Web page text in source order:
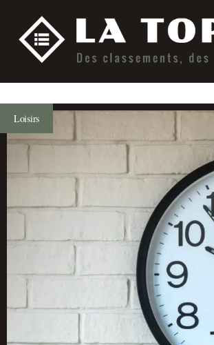
Loisirs